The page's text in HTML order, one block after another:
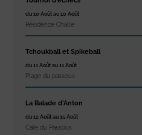
du 10 Août au 10 Août
Résidence Challe
Tchoukball et Spikeball
du 11 Août au 11 Août
Plage du passous
La Balade d’Anton
du 12 Août au 15 Août
Cale du Passous